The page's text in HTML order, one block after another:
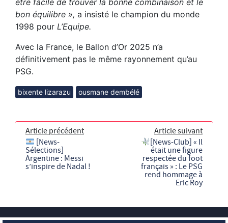
bon équilibre », a insisté le champion du monde
1998 pour L’Equipe.
Avec la France, le Ballon d’Or 2025 n’a
définitivement pas le même rayonnement qu’au
PSG.
bixente lizarazu ousmane dembélé
Article précédent
[News-
Sélections]
Argentine : Messi
s’inspire de Nadal !
Article suivant
[News-Club] « Il
était une figure
respectée du foot
français » : Le PSG
rend hommage à
Eric Roy